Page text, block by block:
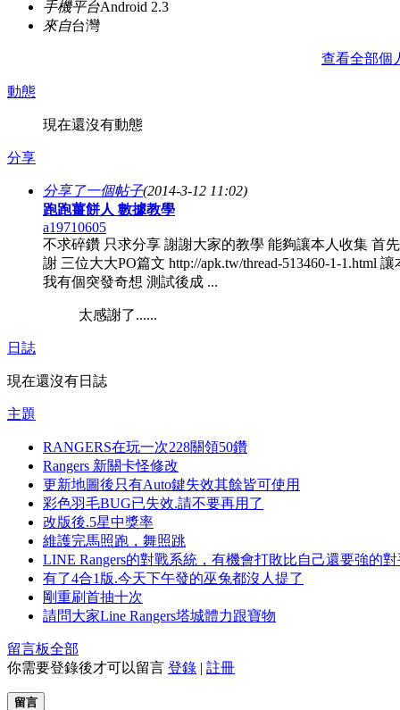
手機平台Android 2.3
來自台灣
查看全部個
動態
現在還沒有動態
分享
分享了一個帖子(2014-3-12 11:02)
跑跑薑餅人 數據教學
a19710605
不求碎鑽 只求分享 謝謝大家的教學 能夠讓本人收集 首
謝 三位大大PO篇文 http://apk.tw/thread-513460-1-1.html 讓
我有個突發奇想 測試後成 ...
太感謝了......
日誌
現在還沒有日誌
主題
RANGERS在玩一次228關領50鑽
Rangers 新關卡怪修改
更新地圖後只有Auto鍵失效其餘皆可使用
彩色羽毛BUG已失效.請不要再用了
改版後.5星中獎率
維護完馬照跑，舞照跳
LINE Rangers的對戰系統，有機會打敗比自己還要強的對
有了4合1版.今天下午發的巫兔都沒人提了
剛重刷首抽十次
請問大家Line Rangers塔城體力跟寶物
留言板全部
你需要登錄後才可以留言 登錄 | 註冊
留言